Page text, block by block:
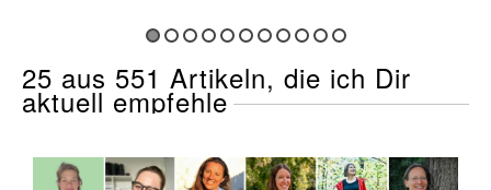
25 aus 551 Artikeln, die ich Dir
aktuell empfehle